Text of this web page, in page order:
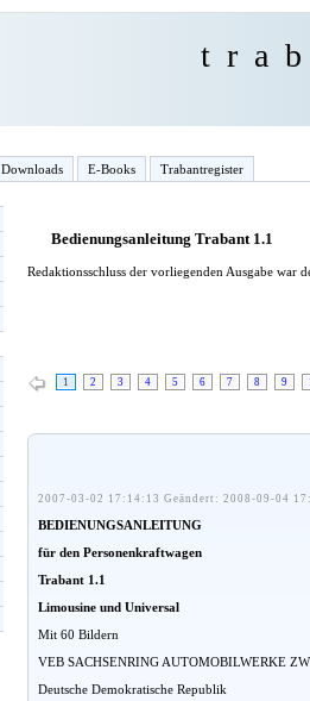
Downloads E-Books Trabantregister
Bedienungsanleitung Trabant 1.1
Redaktionsschluss der vorliegenden Ausgabe war
1 2 3 4 5 6 7 8 9
2007-03-02 17:14:13 Geändert: 2008-09-04
BEDIENUNGSANLEITUNG
für den Personenkraftwagen
Trabant 1.1
Limousine und Universal
Mit 60 Bildern
VEB SACHSENRING AUTOMOBILWERKE
Deutsche Demokratische Republik